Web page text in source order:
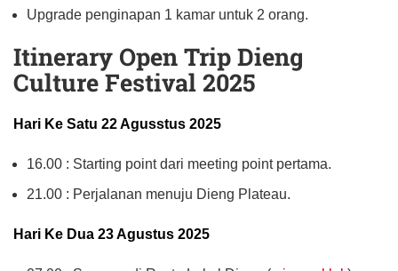
Upgrade penginapan 1 kamar untuk 2 orang.
Itinerary Open Trip Dieng
Culture Festival 2025
Hari Ke Satu 22 Agusstus 2025
16.00 : Starting point dari meeting point pertama.
21.00 : Perjalanan menuju Dieng Plateau.
Hari Ke Dua 23 Agustus 2025